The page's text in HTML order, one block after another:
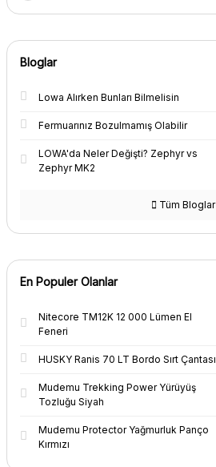
Bloglar
Lowa Alırken Bunları Bilmelisin
Fermuarınız Bozulmamış Olabilir
LOWA'da Neler Değişti? Zephyr vs
Zephyr MK2
Tüm Bloglar
En Populer Olanlar
Nitecore TM12K 12 000 Lümen El
Feneri
HUSKY Ranis 70 LT Bordo Sırt Çantası
Mudemu Trekking Power Yürüyüş
Tozluğu Siyah
Mudemu Protector Yağmurluk Panço
Kırmızı